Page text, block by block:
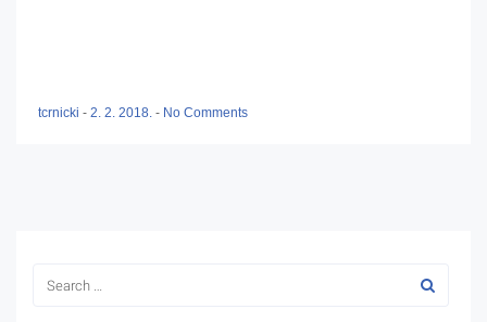
tcrnicki - 2. 2. 2018. - No Comments